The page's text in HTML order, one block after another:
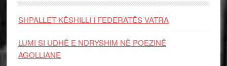
SHPALLET KËSHILLI I FEDERATËS VATRA
LUMI SI UDHË E NDRYSHIM NË POEZINË
AGOLLIANE